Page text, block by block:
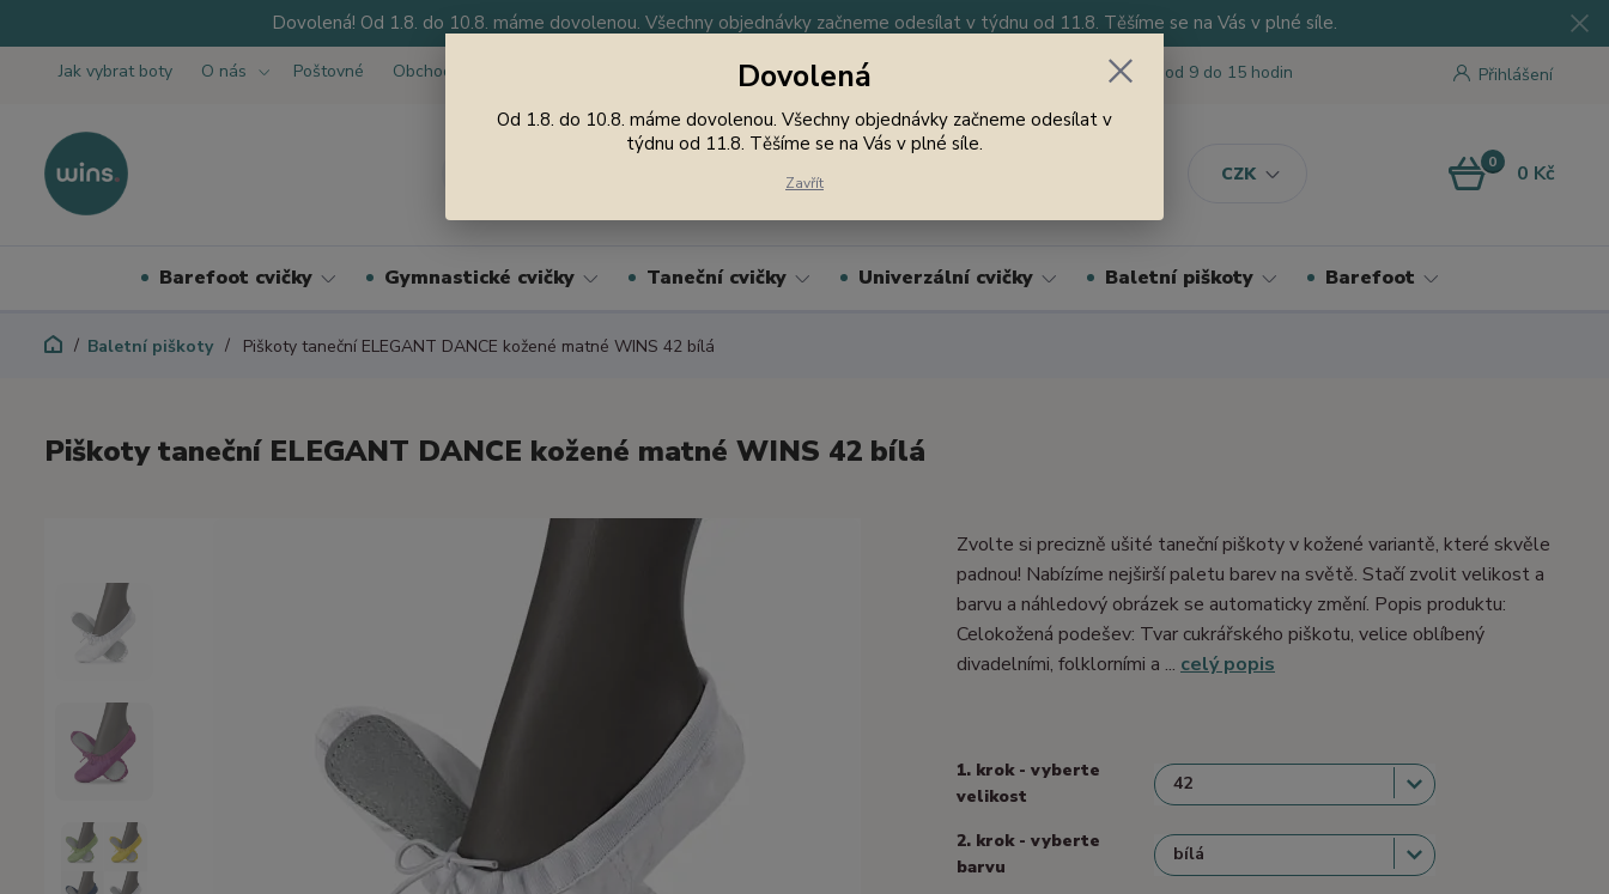
Dovolená! Od 1.8. do 10.8. máme dovolenou. Všechny objednávky začneme odesílat v týdnu od 11.8. Těšíme se na Vás v plné síle.
Jak vybrat boty O nás Poštovné Obchodní podmínky
CZK
Přihlášení
Nevíte si rady? Zavolejte. Jsme tu pro Vás od 9 do 15 hodin
0 0 Kč
Barefoot cvičky Gymnastické cvičky Taneční cvičky Univerzální cvičky Baletní piškoty Barefoot
Baletní piškoty Piškoty taneční ELEGANT DANCE kožené matné WINS 42 bílá
Piškoty taneční ELEGANT DANCE kožené matné WINS 42 bílá
Zvolte si precizně ušité taneční piškoty v kožené variantě, které skvěle
padnou! Nabízíme nejširší paletu barev na světě. Stačí zvolit velikost a
barvu a náhledový obrázek se automaticky změní. Popis produktu:
Celokožená podešev: Tvar cukrářského piškotu, velice oblíbený
divadelními, folklorními a ... celý popis
1. krok - vyberte
velikost
2. krok - vyberte
barvu
Dovolená
Od 1.8. do 10.8. máme dovolenou. Všechny objednávky začneme odesílat v
týdnu od 11.8. Těšíme se na Vás v plné síle.
Zavřít